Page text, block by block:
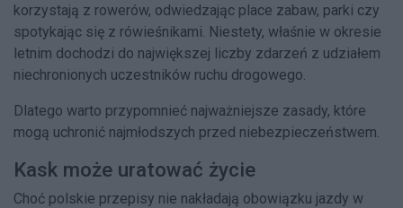
korzystają z rowerów, odwiedzając place zabaw, parki czy
spotykając się z rówieśnikami. Niestety, właśnie w okresie
letnim dochodzi do największej liczby zdarzeń z udziałem
niechronionych uczestników ruchu drogowego.
Dlatego warto przypomnieć najważniejsze zasady, które
mogą uchronić najmłodszych przed niebezpieczeństwem.
Kask może uratować życie
Choć polskie przepisy nie nakładają obowiązku jazdy w